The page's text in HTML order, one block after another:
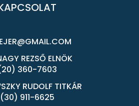
REZSŐ ELNÖK
360-7603
RUDOLF TITKÁR
(30) 911-6625